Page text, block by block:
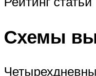
Схемы